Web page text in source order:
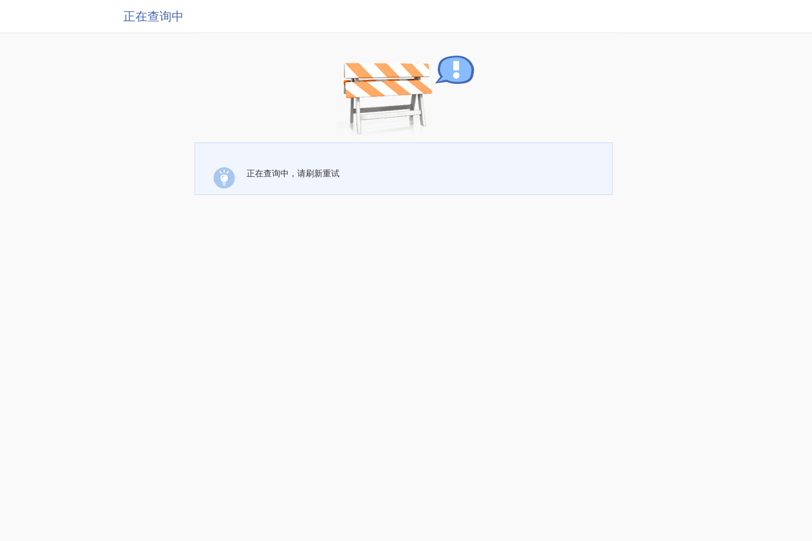
正在查询中
正在查询中，请刷新重试